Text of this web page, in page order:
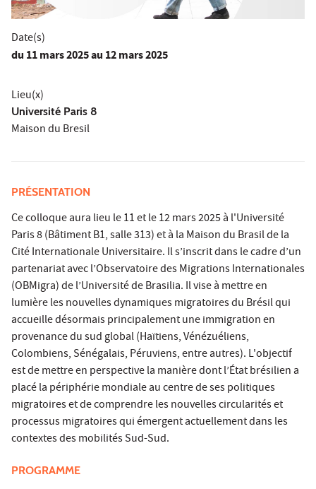
Date(s)
du 11 mars 2025au 12 mars 2025
Lieu(x)
Université Paris 8
Maison du Bresil
PRÉSENTATION
Ce colloque aura lieu le 11 et le 12 mars 2025 à l'Université
Paris 8 (Bâtiment B1, salle 313) et à la Maison du Brasil de la
Cité Internationale Universitaire. Il s’inscrit dans le cadre d’un
partenariat avec l’Observatoire des Migrations Internationales
(OBMigra) de l’Université de Brasilia. Il vise à mettre en
lumière les nouvelles dynamiques migratoires du Brésil qui
accueille désormais principalement une immigration en
provenance du sud global (Haïtiens, Vénézuéliens,
Colombiens, Sénégalais, Péruviens, entre autres). L'objectif
est de mettre en perspective la manière dont l’État brésilien a
placé la périphérie mondiale au centre de ses politiques
migratoires et de comprendre les nouvelles circularités et
processus migratoires qui émergent actuellement dans les
contextes des mobilités Sud-Sud.
PROGRAMME